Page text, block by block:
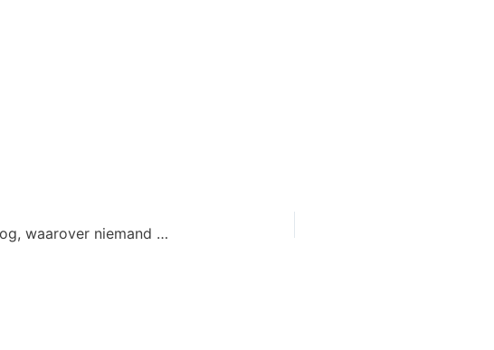
Herinneringen aan een verloren oorlog, waarover niemand meer sprak